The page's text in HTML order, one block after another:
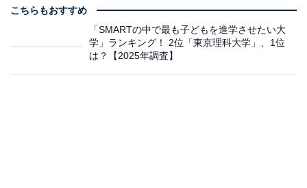
こちらもおすすめ
「SMARTの中で最も子どもを進学させたい大
学」ランキング！ 2位「東京理科大学」、1位
は？【2025年調査】